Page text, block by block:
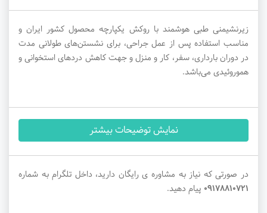
زیرنشیمنی طبی هوشمند با روکش یکپارچه محصول کشور ایران و
مناسب استفاده پس از عمل جراحی، برای نشستن‌های طولانی مدت
در دوران بارداری، سفر، کار و منزل و جهت کاهش دردهای استخوانی و
هموروئیدی می‌باشد.
نمایش توضیحات بیشتر
در صورتی که نیاز به مشاوره ی رایگان دارید، داخل تلگرام به شماره
09178810721 پیام دهید.